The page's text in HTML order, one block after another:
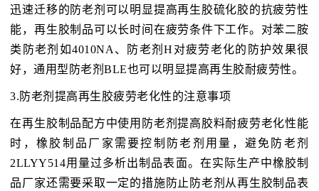
迅速迁移的防老剂可以明显提高再生胶硫化胶的抗疲劳性
能，再生胶制品可以长时间在疲劳条件下工作。对苯二胺
类防老剂如4010NA、防老剂H对疲劳老化的防护效果很
好，通用型防老剂BLE也可以明显提高再生胶耐疲劳性。
3.防老剂提高再生胶疲劳老化性的注意事项
在再生胶制品配方中使用防老剂提高胶料耐疲劳老化性能
时，橡胶制品厂家需要控制防老剂用量，避免防老剂
2LLYY514用量过多析出制品表面。在实际生产中橡胶制
品厂家还需要采取一定的措施防止防老剂从再生胶制品表